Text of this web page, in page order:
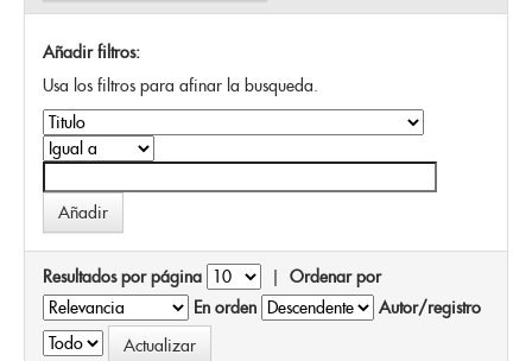
Añadir filtros:
Usa los filtros para afinar la busqueda.
Resultados por página | Ordenar por
En orden
Autor/registro